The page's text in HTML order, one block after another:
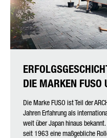
DIE MARKEN FUSO
Die Marke FUSO ist Teil der
Jahren Erfahrung als
weit über Japan hinaus
seit 1963 eine maßgebliche